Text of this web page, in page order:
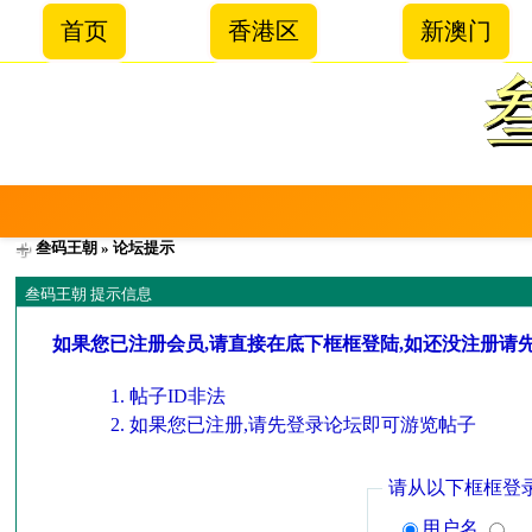
首页 香港区 新澳门
叁码王朝 » 论坛提示
叁码王朝 提示信息
如果您已注册会员,请直接在底下框框登陆,如还没注册请
帖子ID非法
如果您已注册,请先登录论坛即可游览帖子
请从以下框框登
用户名